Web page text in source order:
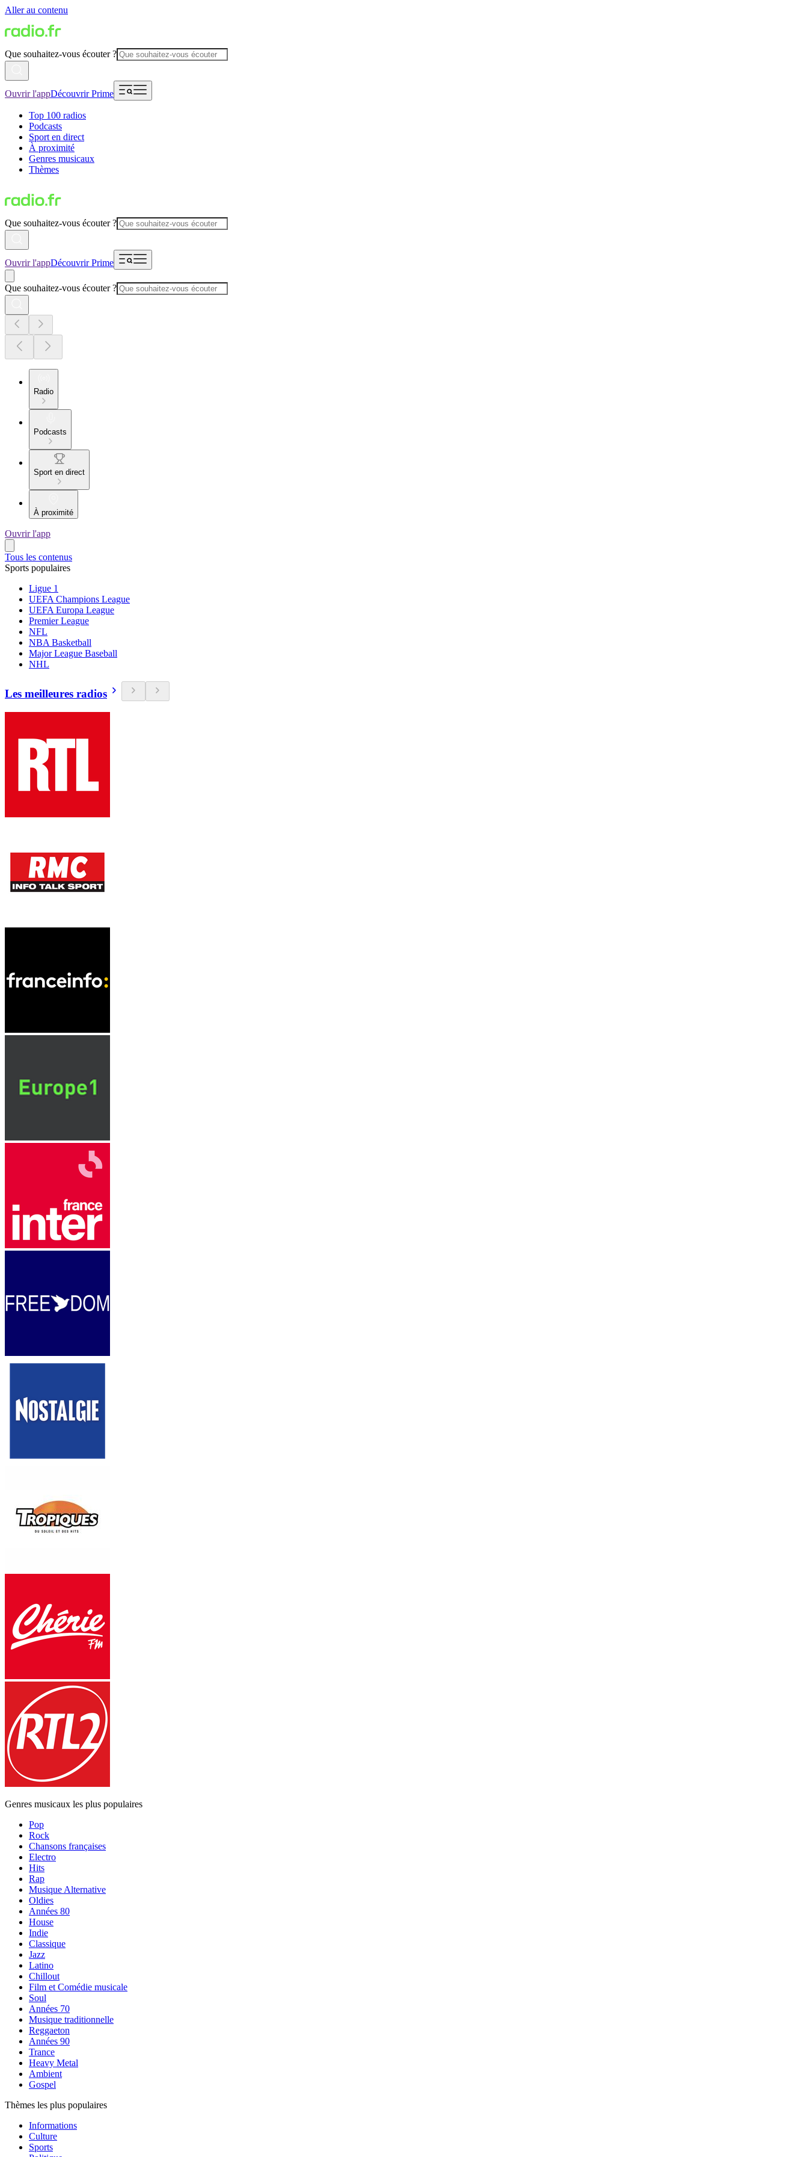
Aller au contenu
Que souhaitez-vous écouter ?
Ouvrir l'appDécouvrir Prime
Top 100 radios
Podcasts
Sport en direct
À proximité
Genres musicaux
Thèmes
Que souhaitez-vous écouter ?
Ouvrir l'appDécouvrir Prime
Que souhaitez-vous écouter ?
Radio
Podcasts
Sport en direct
À proximité
Ouvrir l'app
Tous les contenus
Sports populaires
Ligue 1
UEFA Champions League
UEFA Europa League
Premier League
NFL
NBA Basketball
Major League Baseball
NHL
Les meilleures radios
Genres musicaux les plus populaires
Pop
Rock
Chansons françaises
Electro
Hits
Rap
Musique Alternative
Oldies
Années 80
House
Indie
Classique
Jazz
Latino
Chillout
Film et Comédie musicale
Soul
Années 70
Musique traditionnelle
Reggaeton
Années 90
Trance
Heavy Metal
Ambient
Gospel
Thèmes les plus populaires
Informations
Culture
Sports